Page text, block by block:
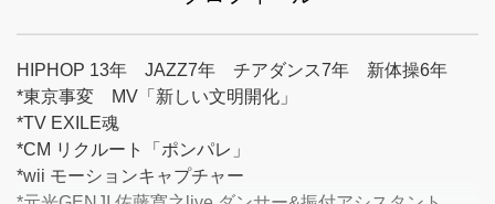
HIPHOP 13年 JAZZ7年 チアダンス7年 新体操6年
*東京事変 MV「新しい文明開化」
*TV EXILE魂
*CM リクルート「ポンパレ」
*wii モーションキャプチャー